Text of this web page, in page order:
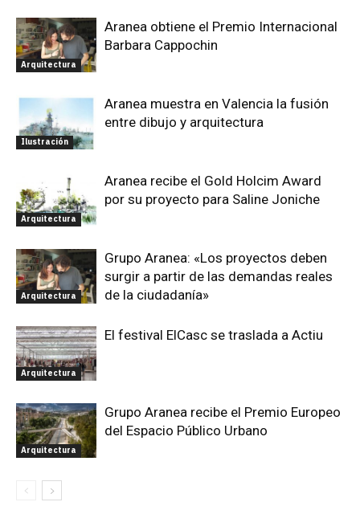
Arquitectura
Aranea obtiene el Premio Internacional
Barbara Cappochin
Ilustración
Aranea muestra en Valencia la fusión
entre dibujo y arquitectura
Arquitectura
Aranea recibe el Gold Holcim Award
por su proyecto para Saline Joniche
Arquitectura
Grupo Aranea: «Los proyectos deben
surgir a partir de las demandas reales
de la ciudadanía»
Arquitectura
El festival ElCasc se traslada a Actiu
Arquitectura
Grupo Aranea recibe el Premio Europeo
del Espacio Público Urbano